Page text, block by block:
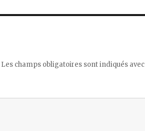
Les champs obligatoires sont indiqués avec